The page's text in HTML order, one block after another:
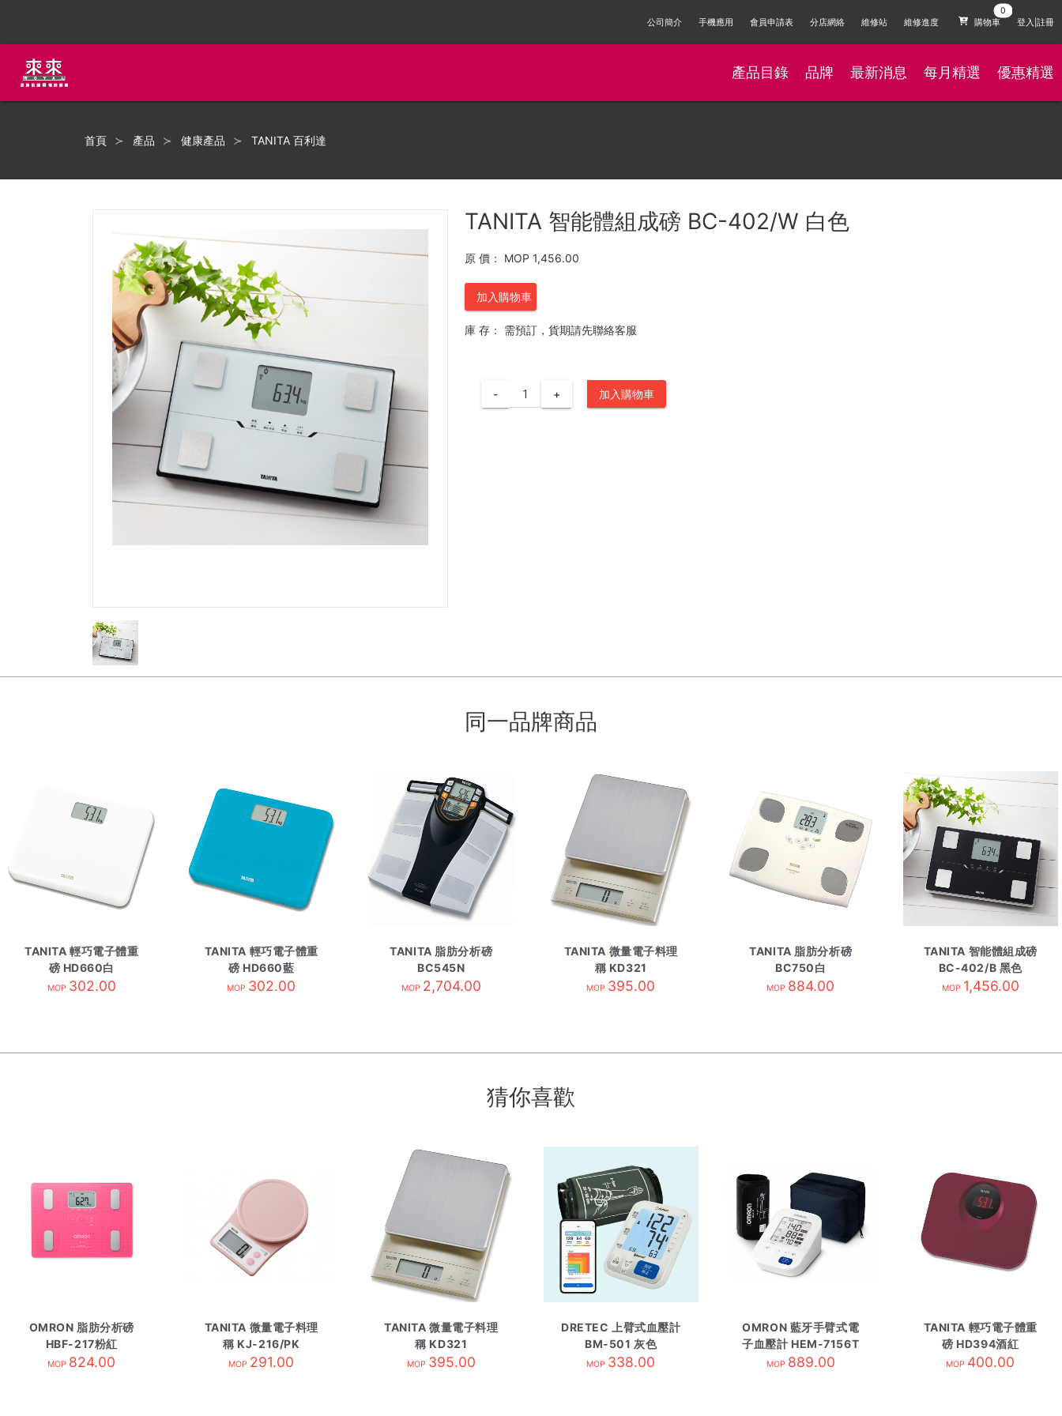
公司簡介 手機應用 會員申請表 分店網絡 維修站 維修進度 購物車 登入|註冊
產品目錄 品牌 最新消息 每月精選 優惠精選
首頁 產品 健康產品 TANITA 百利達
TANITA 智能體組成磅 BC-402/W 白色
原 價： MOP 1,456.00
加入購物車
庫 存： 需預訂，貨期請先聯絡客服
- + 加入購物車
同一品牌商品
TANITA 輕巧電子體重
磅 HD660白
MOP 302.00
TANITA 輕巧電子體重
磅 HD660藍
MOP 302.00
TANITA 脂肪分析磅
BC545N
MOP 2,704.00
TANITA 微量電子料理
稱 KD321
MOP 395.00
TANITA 脂肪分析磅
BC750白
MOP 884.00
TANITA 智能體組成磅
BC-402/B 黑色
MOP 1,456.00
猜你喜歡
OMRON 脂肪分析磅
HBF-217粉紅
MOP 824.00
TANITA 微量電子料理
稱 KJ-216/PK
MOP 291.00
TANITA 微量電子料理
稱 KD321
MOP 395.00
DRETEC 上臂式血壓計
BM-501 灰色
MOP 338.00
OMRON 藍牙手臂式電
子血壓計 HEM-7156T
藍牙
MOP 889.00
TANITA 輕巧電子體重
磅 HD394酒紅
MOP 400.00